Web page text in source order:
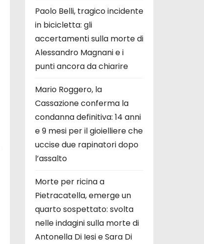
Paolo Belli, tragico incidente
in bicicletta: gli
accertamenti sulla morte di
Alessandro Magnani e i
punti ancora da chiarire
Mario Roggero, la
Cassazione conferma la
condanna definitiva: 14 anni
e 9 mesi per il gioielliere che
uccise due rapinatori dopo
l’assalto
Morte per ricina a
Pietracatella, emerge un
quarto sospettato: svolta
nelle indagini sulla morte di
Antonella Di Iesi e Sara Di